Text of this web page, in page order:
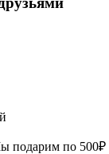
подарим по 500₽